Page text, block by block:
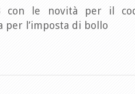
con le novità per il
per l’imposta di bollo